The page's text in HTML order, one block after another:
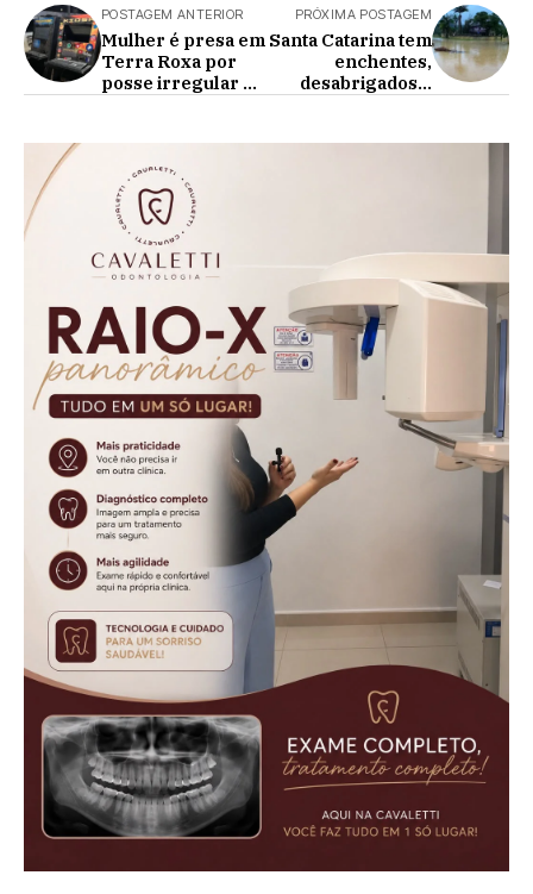
POSTAGEM ANTERIOR
Mulher é presa em
Terra Roxa por
posse irregular de
PRÓXIMA POSTAGEM
Santa Catarina tem
enchentes,
desabrigados e
anos